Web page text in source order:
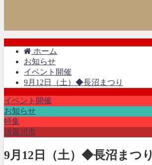
ホーム
お知らせ
イベント開催
9月12日（土）◆長沼まつり
イベント開催
お知らせ
特集
須賀川市
9月12日（土）◆長沼まつり